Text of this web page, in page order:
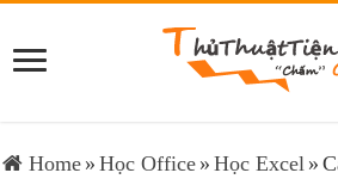
Home » Học Office » Học Excel »